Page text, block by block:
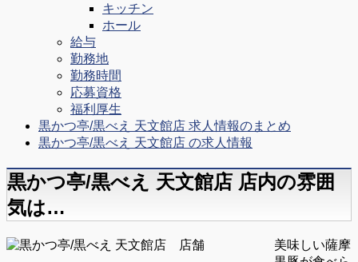
キッチン
ホール
給与
勤務地
勤務時間
応募資格
福利厚生
黒かつ亭/黒べえ 天文館店 求人情報のまとめ
黒かつ亭/黒べえ 天文館店 の求人情報
黒かつ亭/黒べえ 天文館店 店内の雰囲
気は…
美味しい薩摩